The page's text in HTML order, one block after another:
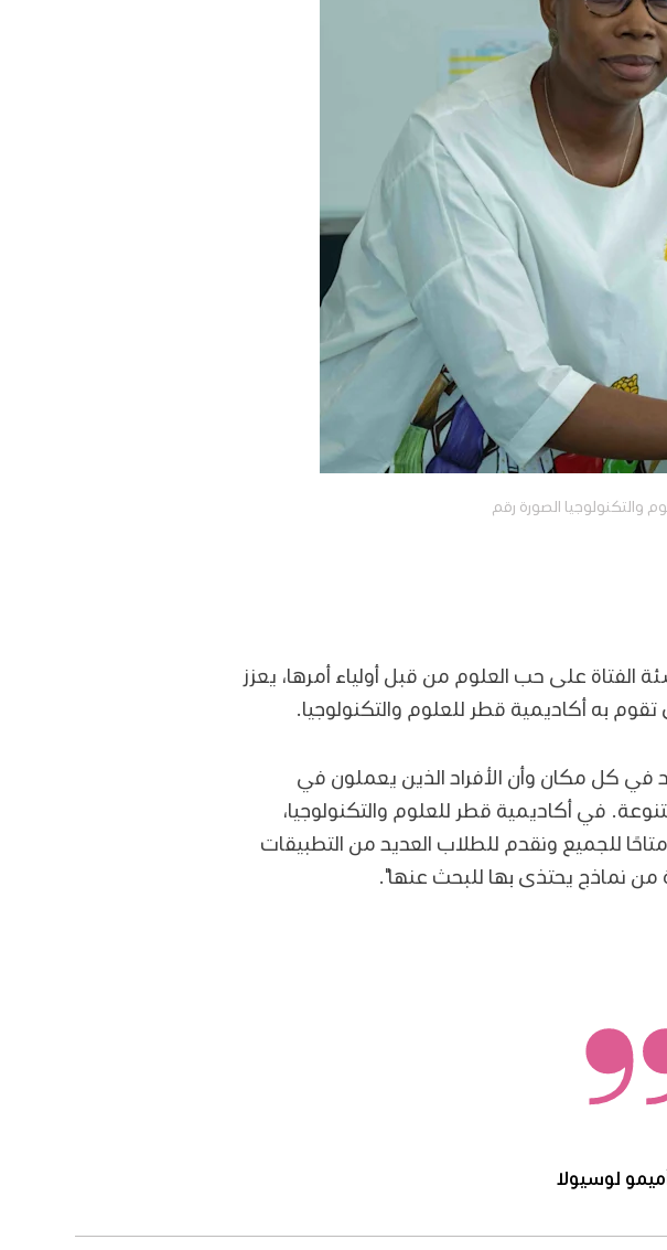
الصورة رقم
على حب العلوم من قبل أولياء أمرها، يعزز
به أكاديمية قطر للعلوم والتكنولوجيا.
في كل مكان وأن الأفراد الذين يعملون في
في أكاديمية قطر للعلوم والتكنولوجيا،
للجميع ونقدم للطلاب العديد من التطبيقات
من نماذج يحتذى بها للبحث عنها".
لوسيولا